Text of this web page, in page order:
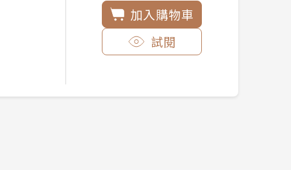
加入購物車
試閱